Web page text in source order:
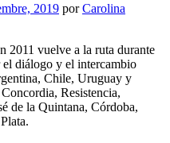
2019 porCarolina
2011 vuelve a la ruta durante
el diálogo y el intercambio
Chile, Uruguay y
Resistencia,
de la Quintana, Córdoba,